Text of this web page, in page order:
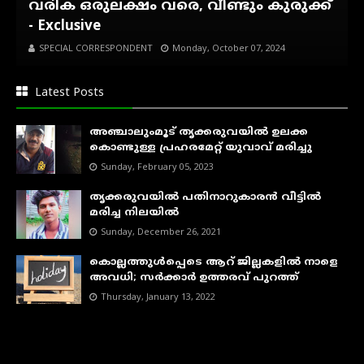
വരിക ഒരുലക്ഷം വരെ, വീണ്ടും കുരുക്ക്
- Exclusive
SPECIAL CORRESPONDENT Monday, October 07, 2024
Latest Posts
അഞ്ചാലുംമൂട് തൃക്കരുവയിൽ ഉലക്ക
കൊണ്ടുള്ള പ്രഹരമേറ്റ് യുവാവ് മരിച്ചു
Sunday, February 05, 2023
തൃക്കരുവയിൽ പതിനാറുകാരൻ വീട്ടിൽ
മരിച്ച നിലയിൽ
Sunday, December 26, 2021
കൊല്ലത്തുൾപ്പെടെ ആറ് ജില്ലകളിൽ നാളെ
അവധി; സർക്കാർ ഉത്തരവ് പുറത്ത്
Thursday, January 13, 2022